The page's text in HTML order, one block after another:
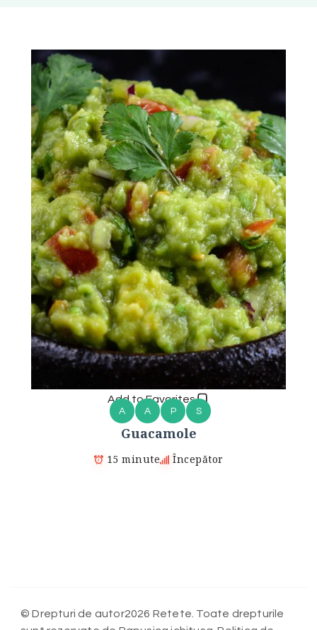
Add to Favorites
A A P S
Guacamole
15 minute Începător
© Drepturi de autor2026 Retete. Toate drepturile